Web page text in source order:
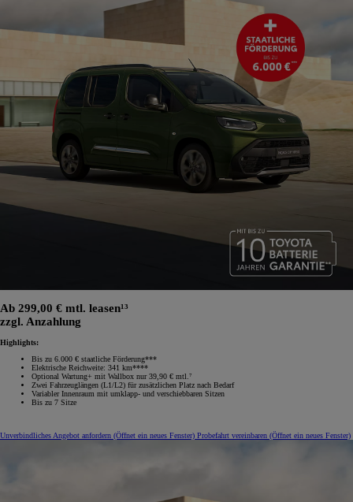
Ab 299,00 € mtl. leasen¹³
zzgl. Anzahlung
Highlights:
Bis zu 6.000 € staatliche Förderung***
Elektrische Reichweite: 341 km****
Optional Wartung+ mit Wallbox nur 39,90 € mtl.⁷
Zwei Fahrzeuglängen (L1/L2) für zusätzlichen Platz nach Bedarf
Variabler Innenraum mit umklapp‑ und verschiebbaren Sitzen
Bis zu 7 Sitze
Unverbindliches Angebot anfordern (Öffnet ein neues Fenster) Probefahrt vereinbaren (Öffnet ein neues Fenster)